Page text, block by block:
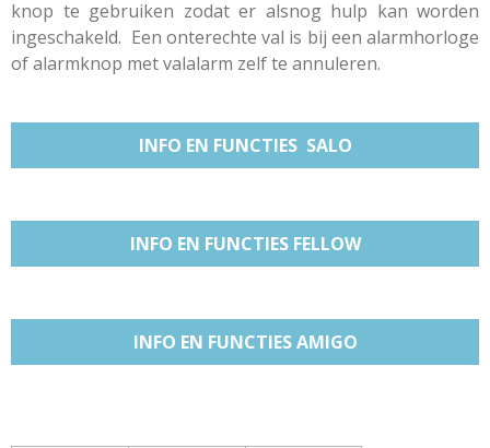
knop te gebruiken zodat er alsnog hulp kan worden
ingeschakeld. Een onterechte val is bij een alarmhorloge
of alarmknop met valalarm zelf te annuleren.
INFO EN FUNCTIES SALO
INFO EN FUNCTIES FELLOW
INFO EN FUNCTIES AMIGO